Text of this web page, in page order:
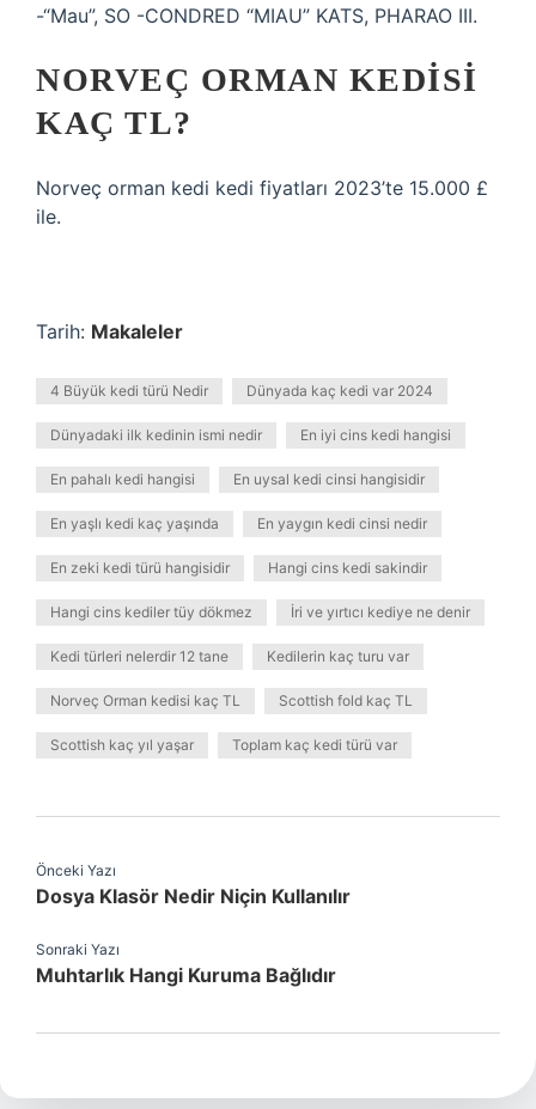
-“Mau”, SO -CONDRED “MIAU” KATS, PHARAO III.
NORVEÇ ORMAN KEDISI
KAÇ TL?
Norveç orman kedi kedi fiyatları 2023’te 15.000 £
ile.
Tarih: Makaleler
4 Büyük kedi türü Nedir Dünyada kaç kedi var 2024
Dünyadaki ilk kedinin ismi nedir En iyi cins kedi hangisi
En pahalı kedi hangisi En uysal kedi cinsi hangisidir
En yaşlı kedi kaç yaşında En yaygın kedi cinsi nedir
En zeki kedi türü hangisidir Hangi cins kedi sakindir
Hangi cins kediler tüy dökmez İri ve yırtıcı kediye ne denir
Kedi türleri nelerdir 12 tane Kedilerin kaç turu var
Norveç Orman kedisi kaç TL Scottish fold kaç TL
Scottish kaç yıl yaşar Toplam kaç kedi türü var
Önceki Yazı
Dosya Klasör Nedir Niçin Kullanılır
Sonraki Yazı
Muhtarlık Hangi Kuruma Bağlıdır